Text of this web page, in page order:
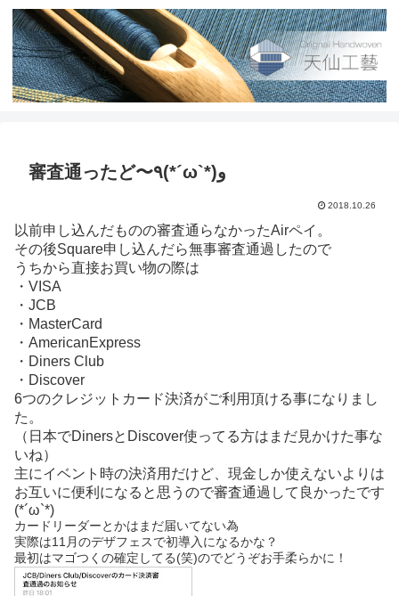
審査通ったど〜٩(*´ω`*)و
2018.10.26
以前申し込んだものの審査通らなかったAirペイ。
その後Square申し込んだら無事審査通過したので
うちから直接お買い物の際は
・VISA
・JCB
・MasterCard
・AmericanExpress
・Diners Club
・Discover
6つのクレジットカード決済がご利用頂ける事になりまし
た。
（日本でDinersとDiscover使ってる方はまだ見かけた事な
いね）
主にイベント時の決済用だけど、現金しか使えないよりは
お互いに便利になると思うので審査通過して良かったです
(*´ω`*)
カードリーダーとかはまだ届いてない為
実際は11月のデザフェスで初導入になるかな？
最初はマゴつくの確定してる(笑)のでどうぞお手柔らかに！